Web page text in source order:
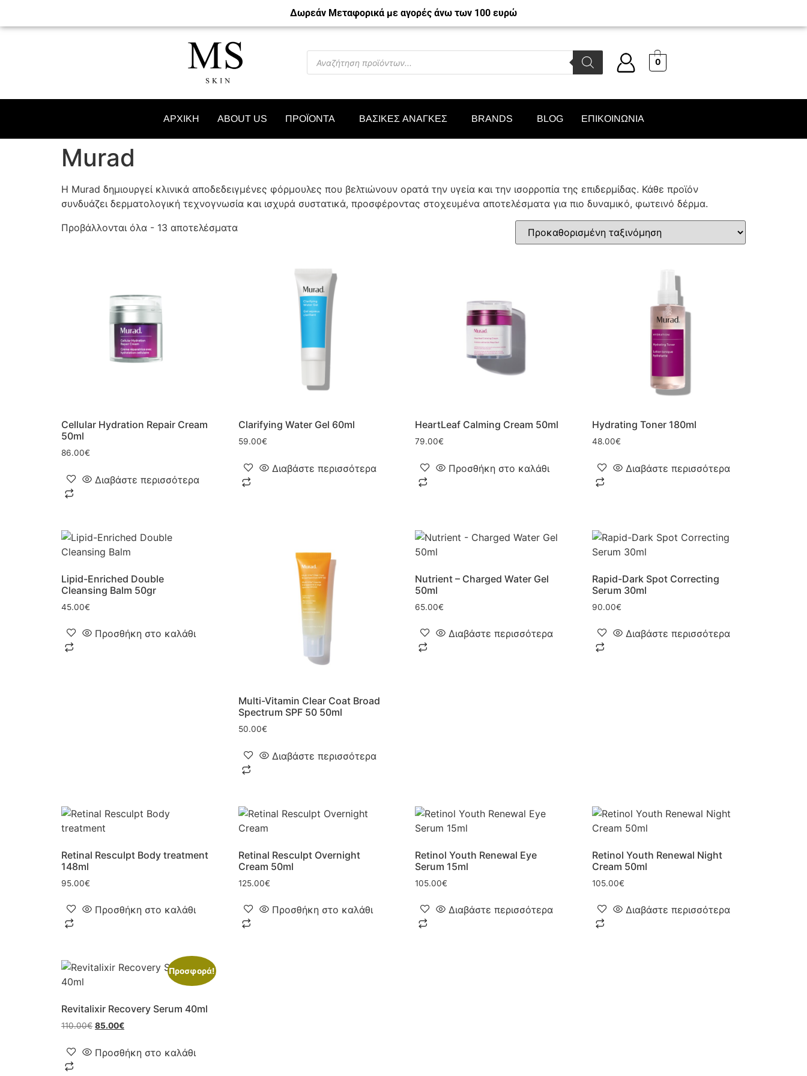
Δωρεάν Μεταφορικά με αγορές άνω των 100 ευρώ
0
ΑΡΧΙΚΗ ABOUT US ΠΡΟΪΟΝΤΑ ΒΑΣΙΚΕΣ ΑΝΑΓΚΕΣ BRANDS BLOG ΕΠΙΚΟΙΝΩΝΙΑ
Murad
Η Murad δημιουργεί κλινικά αποδεδειγμένες φόρμουλες που βελτιώνουν ορατά την υγεία και την ισορροπία της επιδερμίδας. Κάθε προϊόν
συνδυάζει δερματολογική τεχνογνωσία και ισχυρά συστατικά, προσφέροντας στοχευμένα αποτελέσματα για πιο δυναμικό, φωτεινό δέρμα.
Προβάλλονται όλα - 13 αποτελέσματα
Cellular Hydration Repair Cream
50ml
86.00€
Διαβάστε περισσότερα
Clarifying Water Gel 60ml
59.00€
Διαβάστε περισσότερα
HeartLeaf Calming Cream 50ml
79.00€
Προσθήκη στο καλάθι
Hydrating Toner 180ml
48.00€
Διαβάστε περισσότερα
Lipid-Enriched Double
Cleansing Balm 50gr
45.00€
Προσθήκη στο καλάθι
Multi-Vitamin Clear Coat Broad
Spectrum SPF 50 50ml
50.00€
Διαβάστε περισσότερα
Nutrient – Charged Water Gel
50ml
65.00€
Διαβάστε περισσότερα
Rapid-Dark Spot Correcting
Serum 30ml
90.00€
Διαβάστε περισσότερα
Retinal Resculpt Body treatment
148ml
95.00€
Προσθήκη στο καλάθι
Retinal Resculpt Overnight
Cream 50ml
125.00€
Προσθήκη στο καλάθι
Retinol Youth Renewal Eye
Serum 15ml
105.00€
Διαβάστε περισσότερα
Retinol Youth Renewal Night
Cream 50ml
105.00€
Διαβάστε περισσότερα
Προσφορά!
Revitalixir Recovery Serum 40ml
110.00€ 85.00€
Προσθήκη στο καλάθι